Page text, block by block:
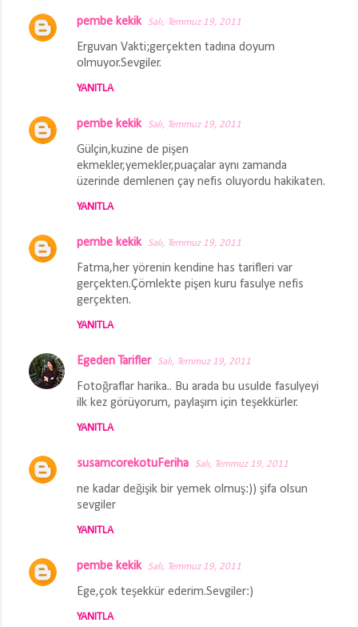
pembe kekik Salı, Temmuz 19, 2011
Erguvan Vakti;gerçekten tadına doyum
olmuyor.Sevgiler.
YANITLA
pembe kekik Salı, Temmuz 19, 2011
Gülçin,kuzine de pişen
ekmekler,yemekler,puaçalar aynı zamanda
üzerinde demlenen çay nefis oluyordu hakikaten.
YANITLA
pembe kekik Salı, Temmuz 19, 2011
Fatma,her yörenin kendine has tarifleri var
gerçekten.Çömlekte pişen kuru fasulye nefis
gerçekten.
YANITLA
Egeden Tarifler Salı, Temmuz 19, 2011
Fotoğraflar harika.. Bu arada bu usulde fasulyeyi
ilk kez görüyorum, paylaşım için teşekkürler.
YANITLA
susamcorekotuFeriha Salı, Temmuz 19, 2011
ne kadar değişik bir yemek olmuş:)) şifa olsun
sevgiler
YANITLA
pembe kekik Salı, Temmuz 19, 2011
Ege,çok teşekkür ederim.Sevgiler:)
YANITLA